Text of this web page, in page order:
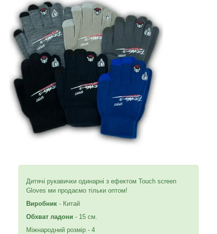
Дитячі рукавички одинарні з ефектом Touch screen
Gloves ми продаємо тільки оптом!
Виробник - Китай
Обхват ладони - 15 см.
Міжнародний розмір - 4